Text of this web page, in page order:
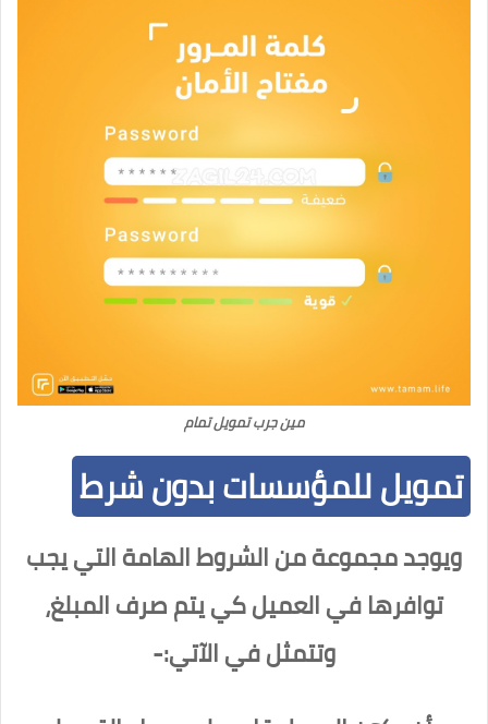
مين جرب تمويل تمام
تمويل للمؤسسات بدون شرط
ويوجد مجموعة من الشروط الهامة التي يجب
توافرها في العميل كي يتم صرف المبلغ،
وتتمثل في الآتي:-